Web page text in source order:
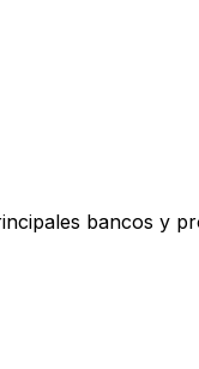
bancos y